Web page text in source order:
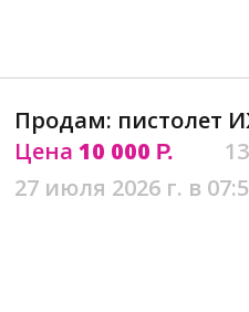
Продам: пистолет
Цена 10 000 Р.
27 июля 2026 г. в